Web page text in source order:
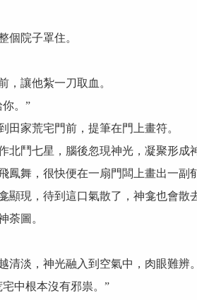
院子罩住。
讓他紮一刀取血。
。”
家荒宅門前，提筆在門上畫符。
鬥七星，腦後忽現神光，凝聚形成
，很快便在一扇門闆上畫出一副
現，待到這口氣散了，神龛也會散去
圖。
淡，神光融入到空氣中，肉眼難辨。
中根本沒有邪祟。”